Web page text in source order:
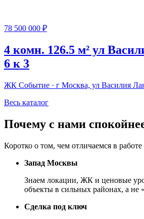
78 500 000 ₽
4 комн. 126.5 м² ул
6 к 3
ЖК Событие · г Москва, ул Василия
Весь каталог
Почему с нами
Коротко о том, чем отличаемся в
Запад Москвы
Знаем локации, ЖК и ценовые
объекты в сильных районах, а не
Сделка под ключ